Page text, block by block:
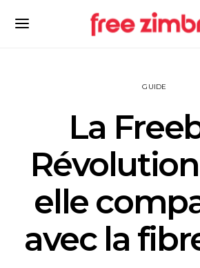
GUIDE
La
elle
avec la